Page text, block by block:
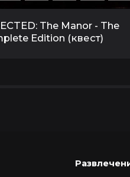
The Manor - The
Edition (квест)